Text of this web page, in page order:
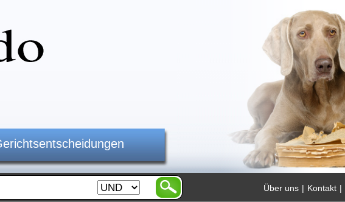
|
Kontakt
|
Über uns